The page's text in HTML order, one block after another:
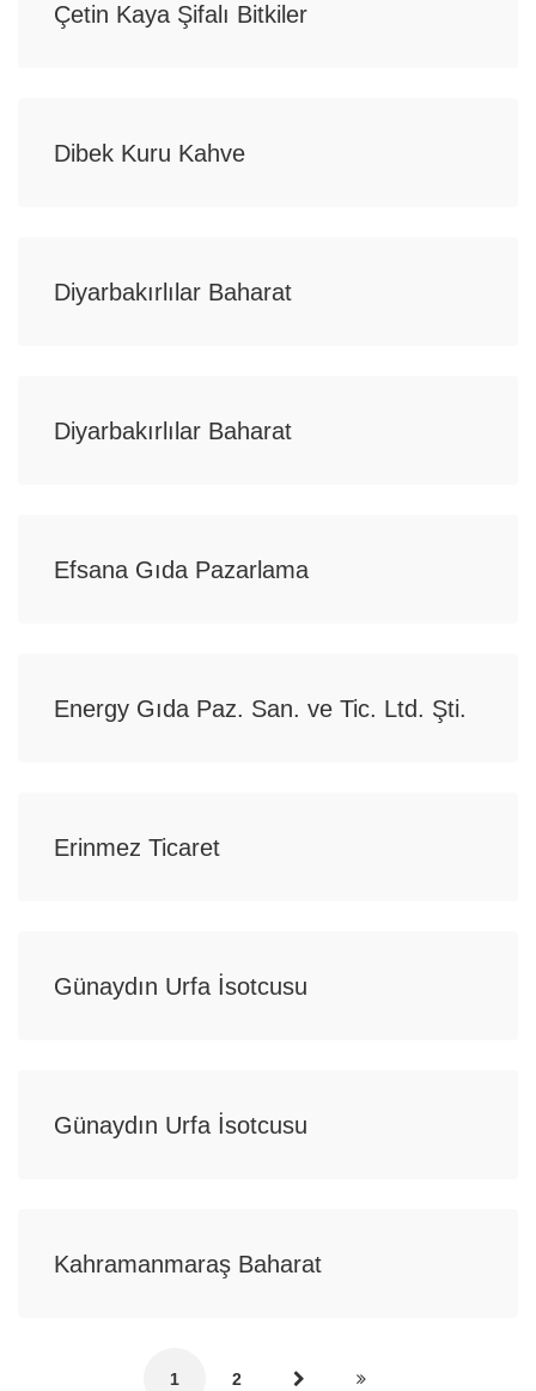
Çetin Kaya Şifalı Bitkiler
Dibek Kuru Kahve
Diyarbakırlılar Baharat
Diyarbakırlılar Baharat
Efsana Gıda Pazarlama
Energy Gıda Paz. San. ve Tic. Ltd. Şti.
Erinmez Ticaret
Günaydın Urfa İsotcusu
Günaydın Urfa İsotcusu
Kahramanmaraş Baharat
1 2